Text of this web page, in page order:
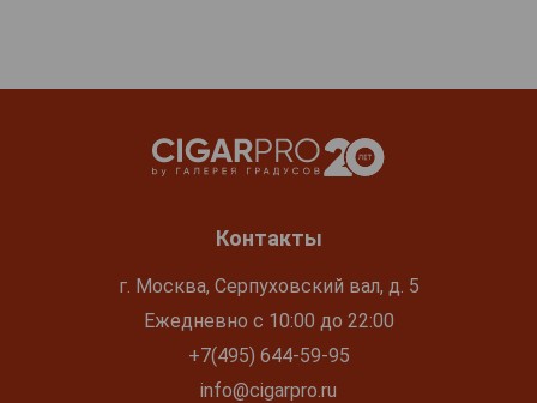
Контакты
г. Москва, Серпуховский вал, д. 5
Ежедневно с 10:00 до 22:00
+7(495) 644-59-95
info@cigarpro.ru